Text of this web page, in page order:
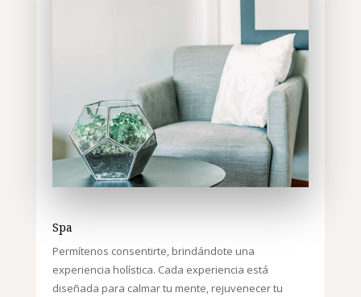
Spa
Permítenos consentirte, brindándote una
experiencia holística. Cada experiencia está
diseñada para calmar tu mente, rejuvenecer tu